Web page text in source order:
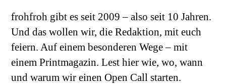
frohfroh gibt es seit 2009 – also seit 10 Jahren.
Und das wollen wir, die Redaktion, mit euch
feiern. Auf einem besonderen Wege – mit
einem Printmagazin. Lest hier wie, wo, wann
und warum wir einen Open Call starten.